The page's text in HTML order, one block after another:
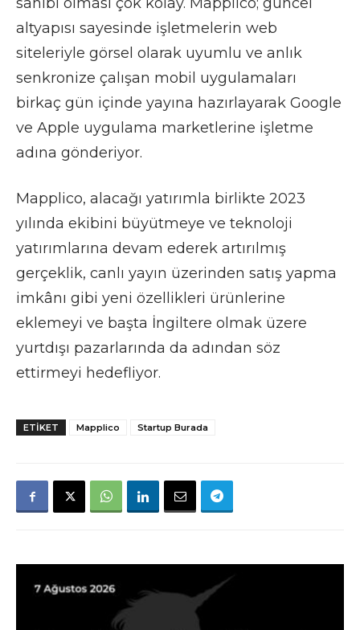
altyapısı sayesinde işletmelerin web
siteleriyle görsel olarak uyumlu ve anlık
senkronize çalışan mobil uygulamaları
birkaç gün içinde yayına hazırlayarak Google
ve Apple uygulama marketlerine işletme
adına gönderiyor.
Mapplico, alacağı yatırımla birlikte 2023
yılında ekibini büyütmeye ve teknoloji
yatırımlarına devam ederek artırılmış
gerçeklik, canlı yayın üzerinden satış yapma
imkânı gibi yeni özellikleri ürünlerine
eklemeyi ve başta İngiltere olmak üzere
yurtdışı pazarlarında da adından söz
ettirmeyi hedefliyor.
ETIKET Mapplico Startup Burada